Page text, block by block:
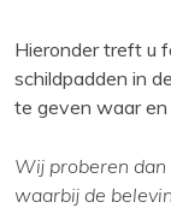
Hieronder treft u
schildpadden in
te geven waar en
Wij proberen dan
waarbij de